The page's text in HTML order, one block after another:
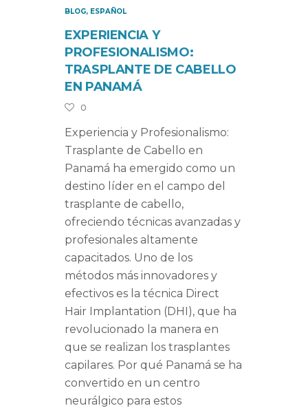
BLOG, ESPAÑOL
EXPERIENCIA Y
PROFESIONALISMO:
TRASPLANTE DE CABELLO
EN PANAMÁ
0
Experiencia y Profesionalismo:
Trasplante de Cabello en
Panamá ha emergido como un
destino líder en el campo del
trasplante de cabello,
ofreciendo técnicas avanzadas y
profesionales altamente
capacitados. Uno de los
métodos más innovadores y
efectivos es la técnica Direct
Hair Implantation (DHI), que ha
revolucionado la manera en
que se realizan los trasplantes
capilares. Por qué Panamá se ha
convertido en un centro
neurálgico para estos